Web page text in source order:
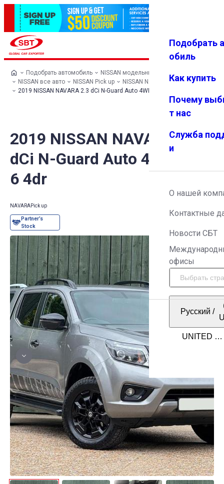
Избранн
Меню
Подобрать
обиль
Как купить
Почему
т нас
Служба
и
О нашей
Контактные
Новости СБТ
офисы
Русский /
Подобрать автомобиль
NISSAN модельный ряд
NISSAN все авто
NISSAN Pick up
NISSAN NAVARA
2019 NISSAN NAVARA 2.3 dCi N-Guard Auto 4WD Euro 6 4dr
2019 NISSAN NAVARA 2.3
dCi N-Guard Auto 4WD Euro
6 4dr
NAVARAPick up